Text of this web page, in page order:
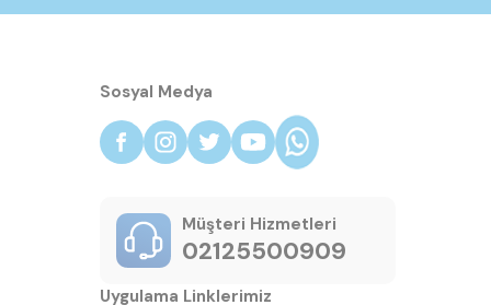
Sosyal Medya
Müşteri Hizmetleri
02125500909
Uygulama Linklerimiz